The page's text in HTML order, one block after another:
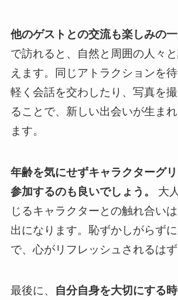
他のゲストとの交流も楽しみの一
で訪れると、自然と周囲の人々
えます。同じアトラクションを
軽く会話を交わしたり、写真を
ることで、新しい出会いが生ま
ます。
年齢を気にせずキャラクターグ
参加するのも良いでしょう。
大
じるキャラクターとの触れ合い
出になります。恥ずかしがらず
で、心がリフレッシュされるはず
最後に、 自分自身を大切にする